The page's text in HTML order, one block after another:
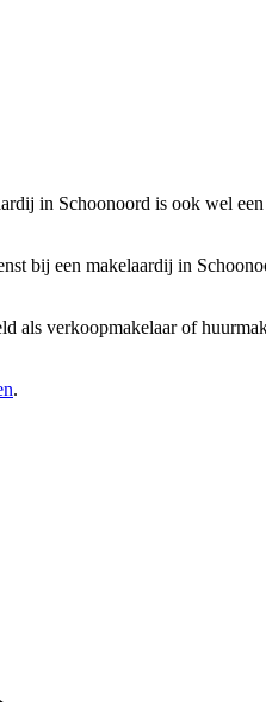
in Schoonoord is ook wel
bij een makelaardij in
als verkoopmakelaar of
.